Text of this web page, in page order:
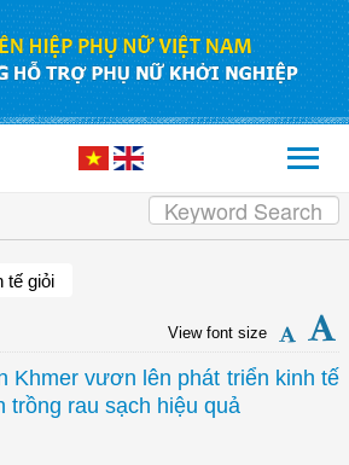
tế giỏi
View font size
Khmer vươn lên phát triển kinh tế
trồng rau sạch hiệu quả